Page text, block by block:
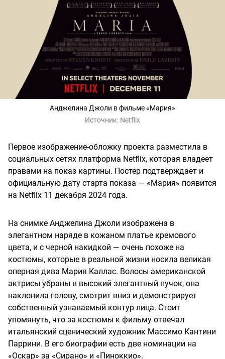
Анджелина Джоли в фильме «Мария»
Источник: Netflix
Первое изображение-обложку проекта разместила в
социальных сетях платформа Netflix, которая владеет
правами на показ картины. Постер подтверждает и
официальную дату старта показа — «Мария» появится
на Netflix 11 декабря 2024 года.
На снимке Анджелина Джоли изображена в
элегантном наряде в кожаном платье кремового
цвета, и с черной накидкой — очень похоже на
костюмы, которые в реальной жизни носила великая
оперная дива Мария Каллас. Волосы американской
актрисы убраны в высокий элегантный пучок, она
наклонила голову, смотрит вниз и демонстрирует
собственный узнаваемый контур лица. Стоит
упомянуть, что за костюмы к фильму отвечал
итальянский сценический художник Массимо Кантини
Паррини. В его биографии есть две номинации на
«Оскар» за «Сирано» и «Пиноккио».